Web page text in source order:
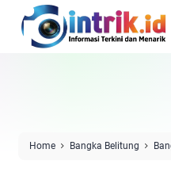
Home Bangka Belitung